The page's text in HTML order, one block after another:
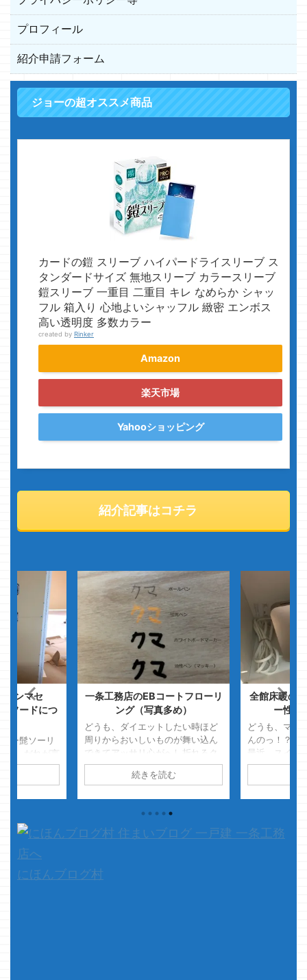
プロフィール
紹介申請フォーム
ジョーの超オススメ商品
カードの鎧 スリーブ ハイパードライスリーブ ス
タンダードサイズ 無地スリーブ カラースリーブ
鎧スリーブ 一重目 二重目 キレ なめらか シャッ
フル 箱入り 心地よいシャッフル 緻密 エンボス
高い透明度 多数カラー
created by Rinker
Amazon
楽天市場
Yahooショッピング
紹介記事はコチラ
スンマセ
フードにつ
ー髭ソーリ
す だれが言
、髭ソーリ
ておりまし
覚いたしま
ゴメンナサイ
一条工務店のEBコートフローリ
ング（写真多め）
どうも、ダイエットしたい時ほど
周りからおいしいものが舞い込ん
できてアッサリ心がへし折れるク
マノジョーです ほんとにさ
ぁ・・・・ 本気だすぞ
ト困るわぁ・・・・・ムシャムシ
ャ ・・・・・・美味いっ！！
ーリン ...
続きを読む
全館床暖の
ー性能
どうも、マジ
んのっ！？の
最近、スイッ
いるのですが
ァ！！あと
にほんブログ村